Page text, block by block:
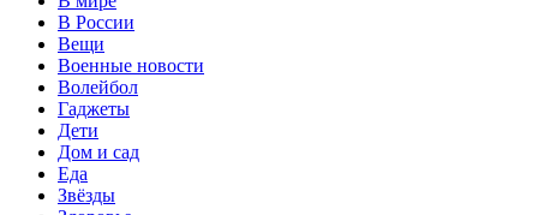
В России
Вещи
Военные новости
Волейбол
Гаджеты
Дети
Дом и сад
Еда
Звёзды